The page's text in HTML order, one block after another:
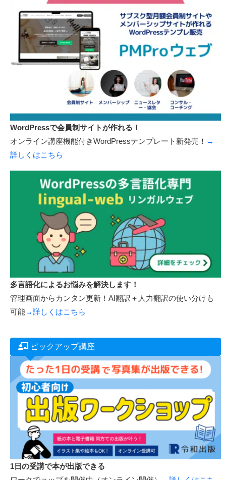
WordPressで会員制サイトが作れる！
オンライン講座機能付きWordPressテンプレート新発売！ →
詳しくはこちら
多言語化によるお悩みを解決します！
管理画面からカンタン更新！AI翻訳＋人力翻訳の使い分けも
可能→詳しくはこちら
ピックアップ講座
1日の受講で本が出版できる